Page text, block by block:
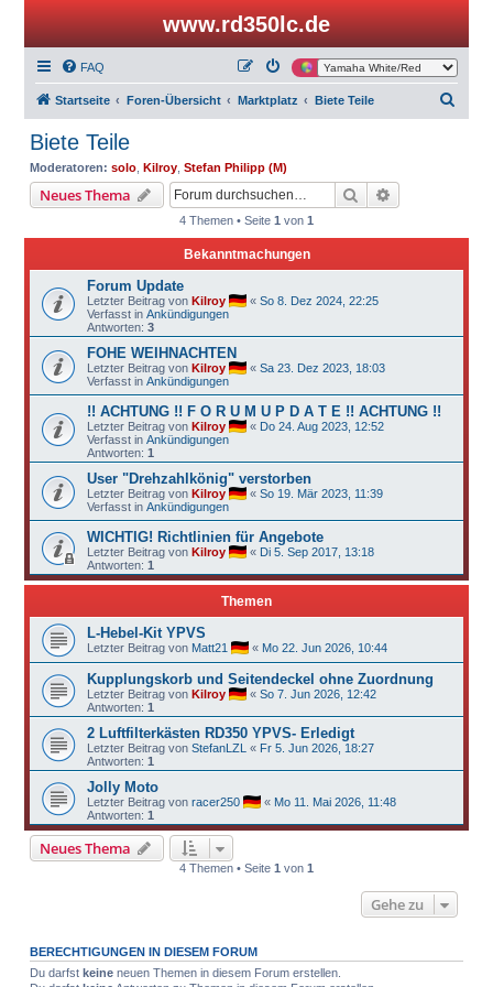
www.rd350lc.de
FAQ
Startseite Foren-Übersicht Marktplatz Biete Teile
Biete Teile
Moderatoren: solo, Kilroy, Stefan Philipp (M)
Neues Thema Suche
4 Themen • Seite 1 von 1
Bekanntmachungen
Forum Update
Letzter Beitrag von Kilroy « So 8. Dez 2024, 22:25
Verfasst in Ankündigungen
Antworten: 3
FOHE WEIHNACHTEN
Letzter Beitrag von Kilroy « Sa 23. Dez 2023, 18:03
Verfasst in Ankündigungen
!! ACHTUNG !! F O R U M U P D A T E !! ACHTUNG !!
Letzter Beitrag von Kilroy « Do 24. Aug 2023, 12:52
Verfasst in Ankündigungen
Antworten: 1
User "Drehzahlkönig" verstorben
Letzter Beitrag von Kilroy « So 19. Mär 2023, 11:39
Verfasst in Ankündigungen
WICHTIG! Richtlinien für Angebote
Letzter Beitrag von Kilroy « Di 5. Sep 2017, 13:18
Antworten: 1
Themen
L-Hebel-Kit YPVS
Letzter Beitrag von Matt21 « Mo 22. Jun 2026, 10:44
Kupplungskorb und Seitendeckel ohne Zuordnung
Letzter Beitrag von Kilroy « So 7. Jun 2026, 12:42
Antworten: 1
2 Luftfilterkästen RD350 YPVS- Erledigt
Letzter Beitrag von StefanLZL « Fr 5. Jun 2026, 18:27
Antworten: 1
Jolly Moto
Letzter Beitrag von racer250 « Mo 11. Mai 2026, 11:48
Antworten: 1
Neues Thema
4 Themen • Seite 1 von 1
Gehe zu
BERECHTIGUNGEN IN DIESEM FORUM
Du darfst keineneuen Themen in diesem Forum erstellen.